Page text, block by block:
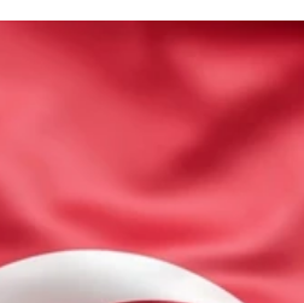
تغرق قرى شمال نينوى والأهالي يستغيثون